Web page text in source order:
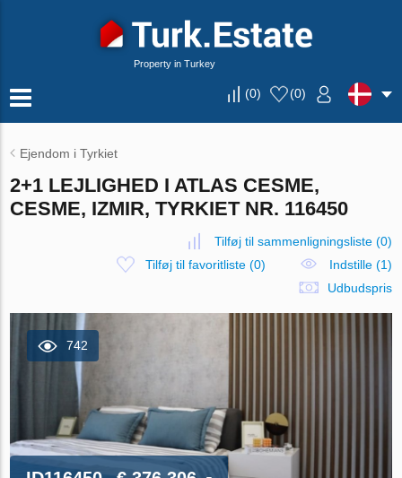
Property in Turkey
(0) (0)
Ejendom i Tyrkiet
2+1 LEJLIGHED I ATLAS CESME,
CESME, IZMIR, TYRKIET NR. 116450
Tilføj til sammenligningsliste(0)
Tilføj til favoritliste (0)
Indstille (1)
Udbudspris
742